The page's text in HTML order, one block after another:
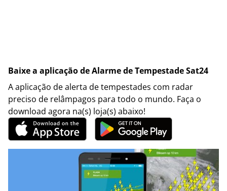
Baixe a aplicação de Alarme de Tempestade Sat24
A aplicação de alerta de tempestades com radar
preciso de relâmpagos para todo o mundo. Faça o
download agora na(s) loja(s) abaixo!